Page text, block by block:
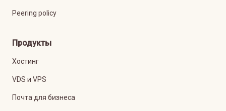
Peering policy
Продукты
Хостинг
VDS и VPS
Почта для бизнеса